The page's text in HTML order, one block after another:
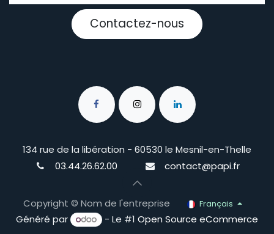
Contactez-nous
134 rue de la libération - 60530 le Mesnil-en-Thelle
03.44.26.62.00
contact@papi.fr
Copyright © Nom de l'entreprise Français
Généré par - Le #1 Open Source eCommerce